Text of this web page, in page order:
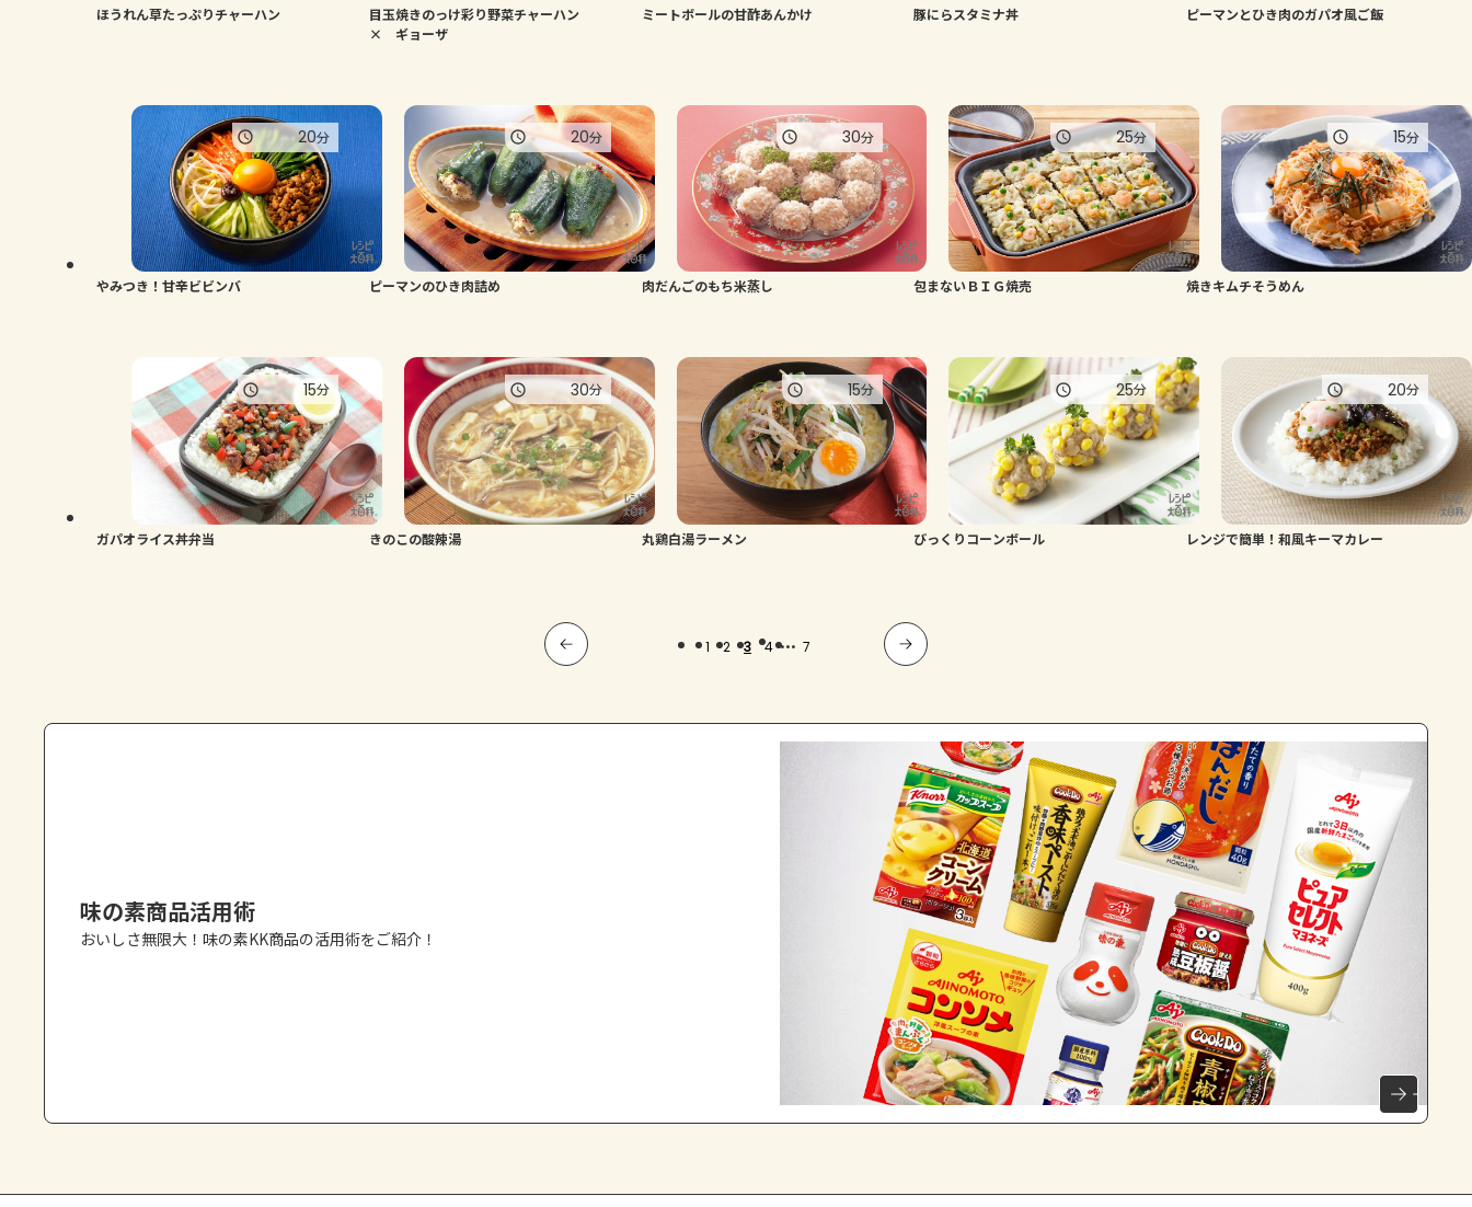
ほうれん草たっぷりチャーハン
目玉焼きのっけ彩り野菜チャーハン
× ギョーザ
ミートボールの甘酢あんかけ 豚にらスタミナ丼 ピーマンとひき肉のガパオ風ご飯
やみつき！甘辛ビビンバ
20分
ピーマンのひき肉詰め
20分
肉だんごのもち米蒸し
30分
包まないＢＩＧ焼売
25分
焼きキムチそうめん
15分
ガパオライス丼弁当
15分
きのこの酸辣湯
30分
丸鶏白湯ラーメン
15分
びっくりコーンボール
25分
レンジで簡単！和風キーマカレー
20分
1 2 3 4 ... 7
味の素商品活用術
おいしさ無限大！味の素KK商品の活用術をご紹介！